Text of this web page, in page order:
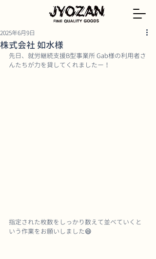
株式会社 如水様
2025年6月9日
先日、就労継続支援B型事業所 Gab様の利用者さ
んたちが力を貸してくれましたー！
指定された枚数をしっかり数えて並べていくと
いう作業をお願いしました😄